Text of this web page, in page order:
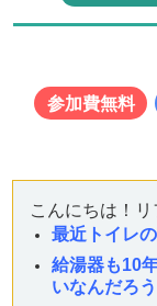
参加費無料
こんにちは！リ
最近トイレ
給湯器も10
いなんだろ